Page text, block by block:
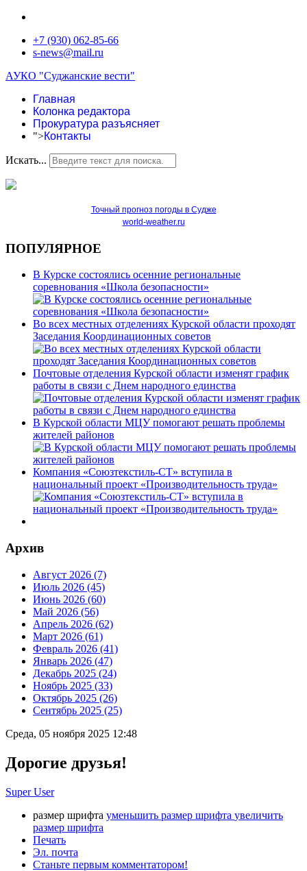
+7 (930) 062-85-66
s-news@mail.ru
АУКО "Суджанские вести"
Главная
Колонка редактора
Прокуратура разъясняет
">Контакты
Искать...
Точный прогноз погоды в Судже
world-weather.ru
ПОПУЛЯРНОЕ
В Курске состоялись осенние региональные
соревнования «Школа безопасности»
Во всех местных отделениях Курской области проходят
Заседания Координационных советов
Почтовые отделения Курской области изменят график
работы в связи с Днем народного единства
В Курской области МЦУ помогают решать проблемы
жителей районов
Компания «Союзтекстиль-СТ» вступила в
национальный проект «Производительность труда»
Архив
Август 2026 (7)
Июль 2026 (45)
Июнь 2026 (60)
Май 2026 (56)
Апрель 2026 (62)
Март 2026 (61)
Февраль 2026 (41)
Январь 2026 (47)
Декабрь 2025 (24)
Ноябрь 2025 (33)
Октябрь 2025 (26)
Сентябрь 2025 (25)
Среда, 05 ноября 2025 12:48
Дорогие друзья!
Super User
размер шрифта уменьшить размер шрифта увеличить
размер шрифта
Печать
Эл. почта
Станьте первым комментатором!